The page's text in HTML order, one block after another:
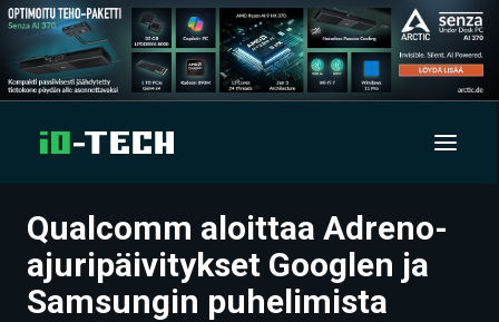
UUTISET
ARTIKKELIT
Qualcomm aloittaa Adreno-
ajuripäivitykset Googlen ja
Samsungin puhelimista